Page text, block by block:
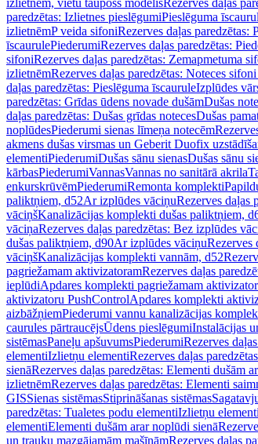
izlietnēm, vietu taupošs modelisRezerves daļas
paredzētas: Izlietnes pieslēgumiPieslēguma
izlietnēmP veida sifoniRezerves daļas paredzētas:
īscaurulePiederumiRezerves daļas paredzētas:
sifoniRezerves daļas paredzētas: Zemapmetuma
izlietnēmRezerves daļas paredzētas: Noteces
daļas paredzētas: Pieslēguma īscauruleIzplūdes
paredzētas: Grīdas ūdens novade dušāmDušas
daļas paredzētas: Dušas grīdas notecesDušas
noplūdesPiederumi sienas līmeņa notecēm
akmens dušas virsmas un Geberit Duofix
elementiPiederumiDušas sānu sienasDušas sānu
kārbasPiederumiVannasVannas no sanitārā akrila
enkurskrūvēmPiederumiRemonta komplekti
paliktņiem, d52Ar izplūdes vāciņuRezerves daļas
vāciņšKanalizācijas komplekti dušas paliktņiem,
vāciņaRezerves daļas paredzētas: Bez izplūdes
dušas paliktņiem, d90Ar izplūdes vāciņuRezerves
vāciņšKanalizācijas komplekti vannām, d52
pagriežamam aktivizatoramRezerves daļas
ieplūdiApdares komplekti pagriežamam
aktivizatoru PushControlApdares komplekti
aizbāžņiemPiederumi vannu kanalizācijas
caurules pārtraucējsŪdens pieslēgumiInstalācijas
sistēmasPaneļu apšuvumsPiederumiRezerves
elementiIzlietņu elementiRezerves daļas
sienāRezerves daļas paredzētas: Elementi dušām
izlietnēmRezerves daļas paredzētas: Elementi
GISSienas sistēmasStiprināšanas sistēmas
paredzētas: Tualetes podu elementiIzlietņu elementi
elementiElementi dušām arar noplūdi sienā
un trauku mazgājamām mašīnāmRezerves daļas